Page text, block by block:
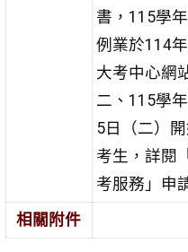
書，115學
例業於114
大考中心網
二、115學
5日（二）
考生，詳閱
考服務」申
相關附件